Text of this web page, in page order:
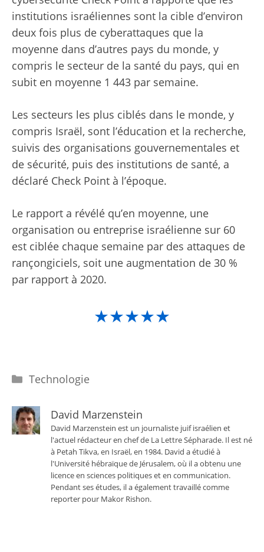
institutions israéliennes sont la cible d’environ
deux fois plus de cyberattaques que la
moyenne dans d’autres pays du monde, y
compris le secteur de la santé du pays, qui en
subit en moyenne 1 443 par semaine.
Les secteurs les plus ciblés dans le monde, y
compris Israël, sont l’éducation et la recherche,
suivis des organisations gouvernementales et
de sécurité, puis des institutions de santé, a
déclaré Check Point à l’époque.
Le rapport a révélé qu’en moyenne, une
organisation ou entreprise israélienne sur 60
est ciblée chaque semaine par des attaques de
rançongiciels, soit une augmentation de 30 %
par rapport à 2020.
★★★★★
Catégories
Technologie
David Marzenstein
David Marzenstein est un journaliste juif israélien et
l'actuel rédacteur en chef de La Lettre Sépharade. Il est né
à Petah Tikva, en Israël, en 1984. David a étudié à
l'Université hébraïque de Jérusalem, où il a obtenu une
licence en sciences politiques et en communication.
Pendant ses études, il a également travaillé comme
reporter pour Makor Rishon.